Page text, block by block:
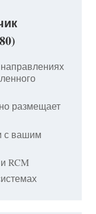
размещает
с вашим
RCM